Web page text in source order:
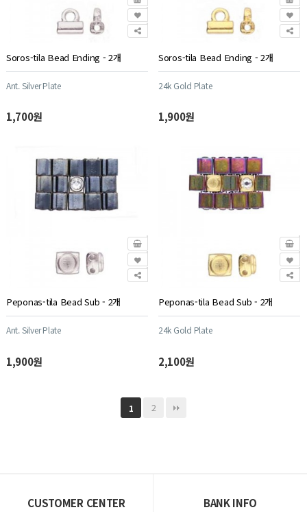
Soros-tila Bead Ending - 2개
Ant. Silver Plate
1,700원
Soros-tila Bead Ending - 2개
24k Gold Plate
1,900원
Peponas-tila Bead Sub - 2개
Ant. Silver Plate
1,900원
Peponas-tila Bead Sub - 2개
24k Gold Plate
2,100원
1 2
CUSTOMER CENTER BANK INFO